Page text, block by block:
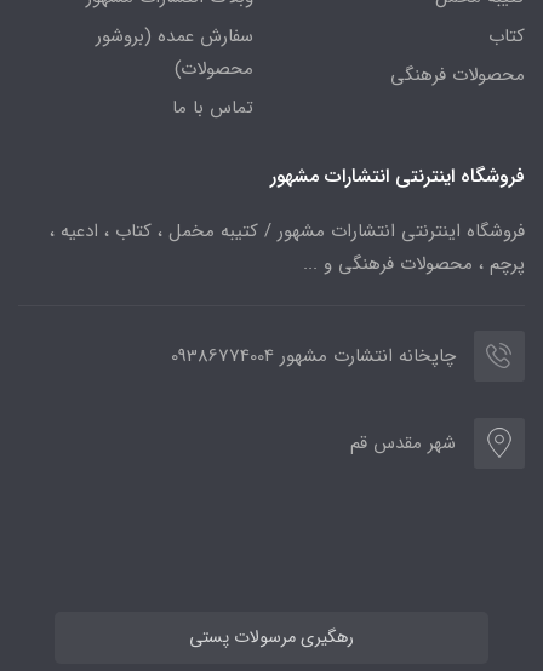
کتاب
محصولات فرهنگی
سفارش عمده (بروشور
محصولات)
تماس با ما
فروشگاه اینترنتی انتشارات مشهور
فروشگاه اینترنتی انتشارات مشهور / کتیبه مخمل ، کتاب ، ادعیه ،
پرچم ، محصولات فرهنگی و ...
چاپخانه انتشارت مشهور 09386774004
شهر مقدس قم
رهگیری مرسولات پستی